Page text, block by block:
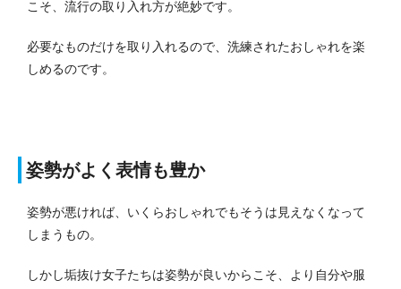
こそ、流行の取り入れ方が絶妙です。
必要なものだけを取り入れるので、洗練されたおしゃれを楽
しめるのです。
姿勢がよく表情も豊か
姿勢が悪ければ、いくらおしゃれでもそうは見えなくなって
しまうもの。
しかし垢抜け女子たちは姿勢が良いからこそ、より自分や服